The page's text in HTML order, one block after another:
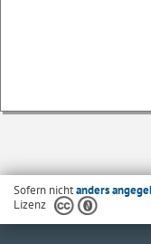
Sofern nichtanders
Lizenz